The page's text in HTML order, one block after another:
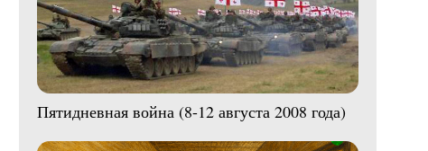
Пятидневная война (8-12 августа 2008 года)